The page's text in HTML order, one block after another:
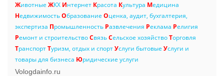
Животные ЖКХ Интернет Красота Культура Медицина
НедвижимостьОбразование Оценка, аудит, бухгалтерия,
экспертиза Промышленность Развлечения Реклама Религия
Ремонт и строительствоСвязьСельское хозяйствоТорговля
ТранспортТуризм, отдых и спортУслуги бытовые Услуги и
товары для бизнеса Юридические услуги
Vologdainfo.ru